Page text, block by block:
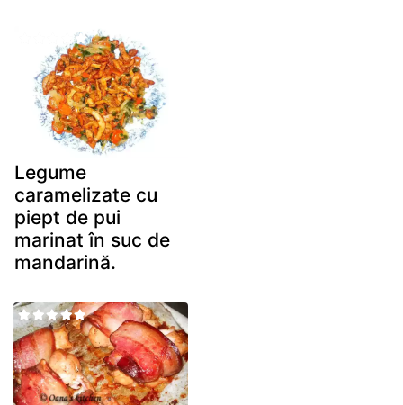
Legume
caramelizate cu
piept de pui
marinat în suc de
mandarină.